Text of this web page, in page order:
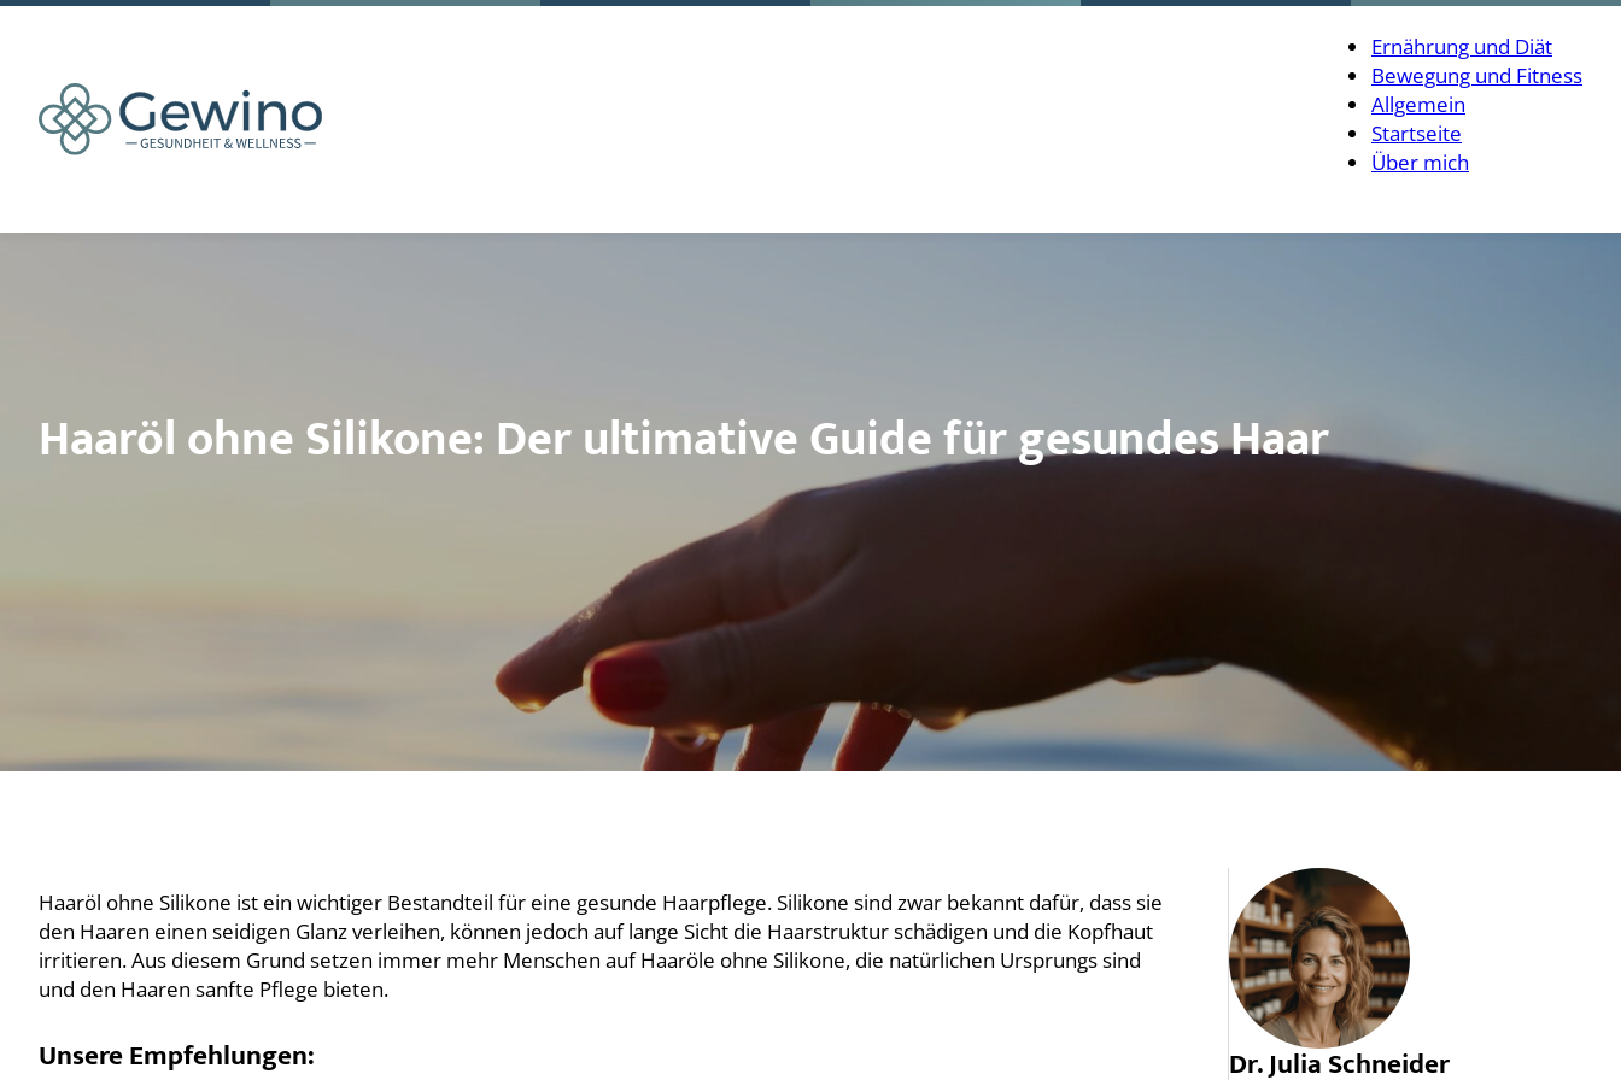
Ernährung und Diät
Bewegung und Fitness
Allgemein
Startseite
Über mich
Haaröl ohne Silikone: Der ultimative Guide für gesundes Haar
Haaröl ohne Silikone ist ein wichtiger Bestandteil für eine gesunde Haarpflege. Silikone sind zwar bekannt dafür, dass sie
den Haaren einen seidigen Glanz verleihen, können jedoch auf lange Sicht die Haarstruktur schädigen und die Kopfhaut
irritieren. Aus diesem Grund setzen immer mehr Menschen auf Haaröle ohne Silikone, die natürlichen Ursprungs sind
und den Haaren sanfte Pflege bieten.
Unsere Empfehlungen: Dr. Julia Schneider